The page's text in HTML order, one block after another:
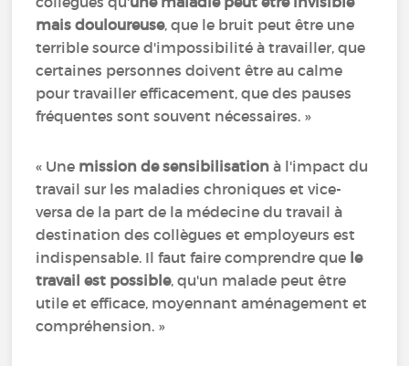
mais douloureuse, que le bruit peut être une
terrible source d'impossibilité à travailler, que
certaines personnes doivent être au calme
pour travailler efficacement, que des pauses
fréquentes sont souvent nécessaires. »
« Une mission de sensibilisation à l'impact du
travail sur les maladies chroniques et vice-
versa de la part de la médecine du travail à
destination des collègues et employeurs est
indispensable. Il faut faire comprendre que le
travail est possible, qu'un malade peut être
utile et efficace, moyennant aménagement et
compréhension. »